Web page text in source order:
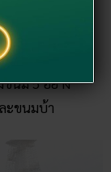
จัดเอาอาหาร
นม 5 อย่าง
ะขนมบ้า